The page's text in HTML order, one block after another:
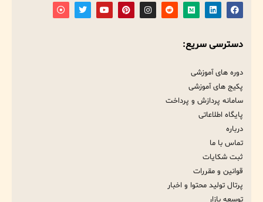
دسترسی سریع:
دوره های آموزشی
پکیج های آموزشی
سامانه پردازش و پرداخت
پایگاه اطلاعاتی
درباره
تماس با ما
ثبت شکایات
قوانین و مقررات
پرتال تولید محتوا و اخبار
توسعه بازار